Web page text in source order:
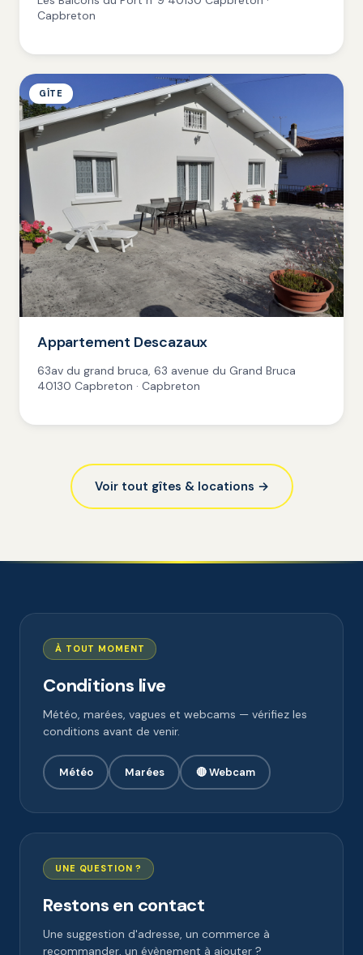
Capbreton
GÎTE
Appartement Descazaux
63av du grand bruca, 63 avenue du Grand Bruca
40130 Capbreton · Capbreton
Voir tout gîtes & locations →
À TOUT MOMENT
Conditions live
Météo, marées, vagues et webcams — vérifiez les
conditions avant de venir.
Météo Marées 🔴 Webcam
UNE QUESTION ?
Restons en contact
Une suggestion d'adresse, un commerce à
recommander, un évènement à ajouter ?